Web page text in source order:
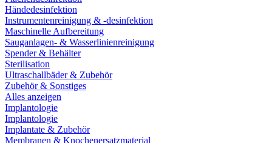
Händedesinfektion
Instrumentenreinigung & -desinfektion
Maschinelle Aufbereitung
Sauganlagen- & Wasserlinienreinigung
Spender & Behälter
Sterilisation
Ultraschallbäder & Zubehör
Zubehör & Sonstiges
Alles anzeigen
Implantologie
Implantologie
Implantate & Zubehör
Membranen & Knochenersatzmaterial